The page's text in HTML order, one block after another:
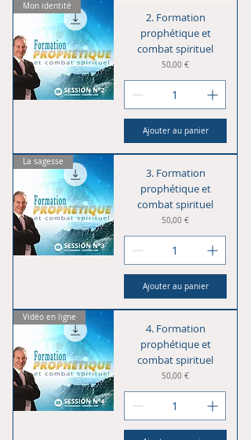
Mon identité
2. Formation
prophétique et
combat spirituel
Prix
50,00 €
Ajouter au panier
La sagesse
3. Formation
prophétique et
combat spirituel
Prix
50,00 €
Ajouter au panier
Vidéo en ligne
4. Formation
prophétique et
combat spirituel
Prix
50,00 €